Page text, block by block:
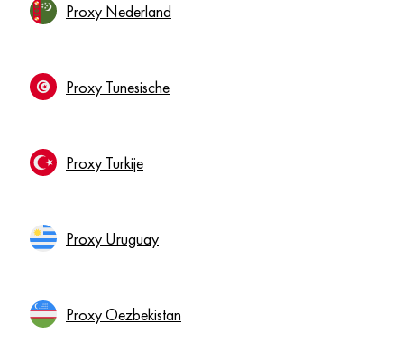
Proxy Nederland
Proxy Tunesische
Proxy Turkije
Proxy Uruguay
Proxy Oezbekistan